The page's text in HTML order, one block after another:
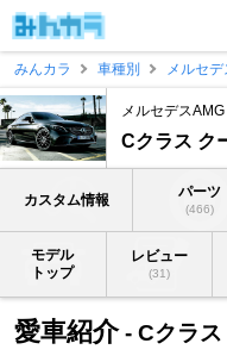
みんカラ
車種別 メルセ
メルセデスAMG
Cクラス ク
カスタム情報 パーツ
(466)
モデル
トップ
レビュー
(31)
愛車紹介- Cクラス